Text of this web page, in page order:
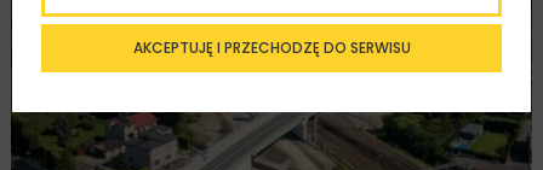
KOLEJ INWESTYCJE WIADOMOŚCI
AKCEPTUJĘ I PRZECHODZĘ DO SERWISU